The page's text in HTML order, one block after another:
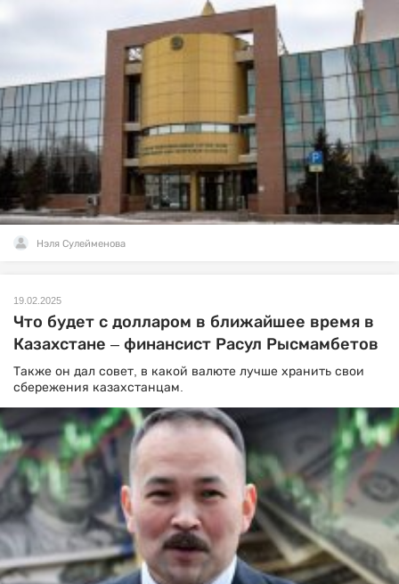
Нэля Сулейменова
19.02.2025
Что будет с долларом в ближайшее время в
Казахстане – финансист Расул Рысмамбетов
Также он дал совет, в какой валюте лучше хранить свои
сбережения казахстанцам.